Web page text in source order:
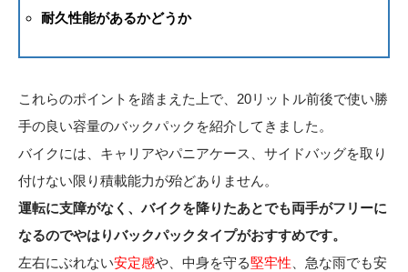
耐久性能があるかどうか
これらのポイントを踏まえた上で、20リットル前後で使い勝
手の良い容量のバックパックを紹介してきました。
バイクには、キャリアやパニアケース、サイドバッグを取り
付けない限り積載能力が殆どありません。
運転に支障がなく、バイクを降りたあとでも両手がフリーに
なるのでやはりバックパックタイプがおすすめです。
左右にぶれない安定感や、中身を守る堅牢性 、急な雨でも安